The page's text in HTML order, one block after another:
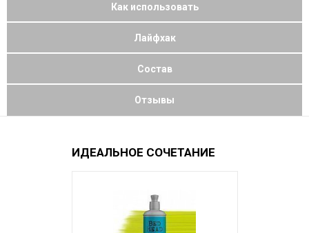
Как использовать
Лайфхак
Состав
Отзывы
ИДЕАЛЬНОЕ СОЧЕТАНИЕ